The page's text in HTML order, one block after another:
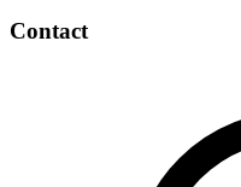
Contact